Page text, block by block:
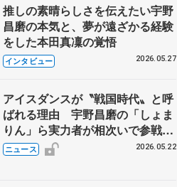
推しの素晴らしさを伝えたい宇野
昌磨の本気と、夢が遠ざかる経験
をした本田真凜の覚悟
インタビュー 2026.05.27
アイスダンスが〝戦国時代〟と呼
ばれる理由 宇野昌磨の「しょま
りん」ら実力者が相次いで参戦
国内の競争激化
ニュース 2026.05.22